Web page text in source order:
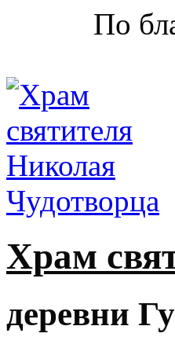
По
Храм
деревни